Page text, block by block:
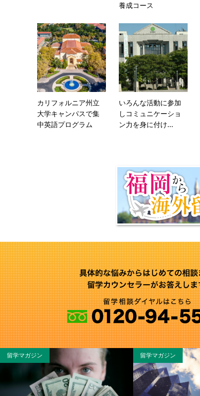
養成コース
カリフォルニア州立
大学キャンパスで集
中英語プログラム
いろんな活動に参加
しコミュニケーショ
ン力を身に付け...
留学マガジン 留学マガジン